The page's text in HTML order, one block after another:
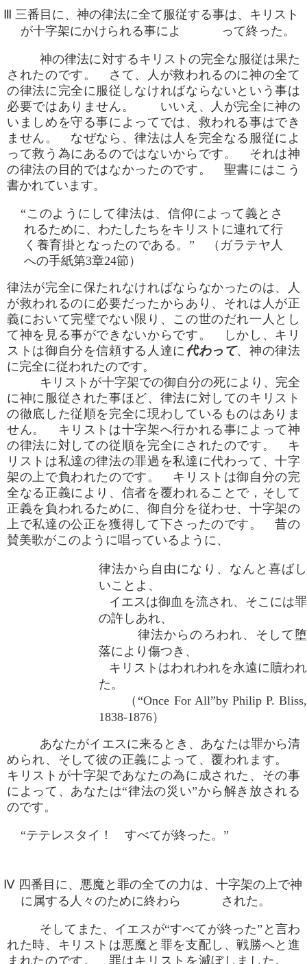
Ⅲ 三番目に、神の律法に全て服従する事は、キリスト
が十字架にかけられる事によ って終った。
神の律法に対するキリストの完全な服従は果た
されたのです。 さて、人が救われるのに神の全て
の律法に完全に服従しなければならないという事は
必要ではありません。 いいえ、人が完全に神の
いましめを守る事によってでは、救われる事はでき
ません。 なぜなら、律法は人を完全なる服従によ
って救う為にあるのではないからです。 それは神
の律法の目的ではなかったのです。 聖書にはこう
書かれています。
“このようにして律法は、信仰によって義とさ
れるために、わたしたちをキリストに連れて行
く養育掛となったのである。” （ガラテヤ人
への手紙第3章24節）
律法が完全に保たれなければならなかったのは、人
が救われるのに必要だったからあり、それは人が正
義において完璧でない限り、この世のだれ一人とし
て神を見る事ができないからです。 しかし、キリ
ストは御自分を信頼する人達に代わって、神の律法
に完全に従われたのです。
キリストが十字架での御自分の死により、完全
に神に服従された事ほど、律法に対してのキリスト
の徹底した従順を完全に現わしているものはありま
せん。 キリストは十字架へ行かれる事によって神
の律法に対しての従順を完全にされたのです。 キ
リストは私達の律法の罪過を私達に代わって、十字
架の上で負われたのです。 キリストは御自分の完
全なる正義により、信者を覆われることで，そして
正義を負われるために、御自分を従わせ、十字架の
上で私達の公正を獲得して下さったのです。 昔の
賛美歌がこのように唱っているように、
律法から自由になり、なんと喜ばし
いことよ、
イエスは御血を流され、そこには罪
の許しあれ、
律法からのろわれ、そして堕
落により傷つき、
キリストはわれわれを永遠に贖われ
た。
（“Once For All”by Philip P. Bliss,
1838-1876）
あなたがイエスに来るとき、あなたは罪から清
められ、そして彼の正義によって、覆われます。
キリストが十字架であなたの為に成された、その事
によって、あなたは“律法の災い”から解き放される
のです。
“テテレスタイ！ すべてが終った。”
Ⅳ 四番目に、悪魔と罪の全ての力は、十字架の上で神
に属する人々のために終わら された。
そしてまた、イエスが“すべてが終った”と言わ
れた時、キリストは悪魔と罪を支配し、戦勝へと進
まれたのです。 罪はキリストを滅ぼしました。